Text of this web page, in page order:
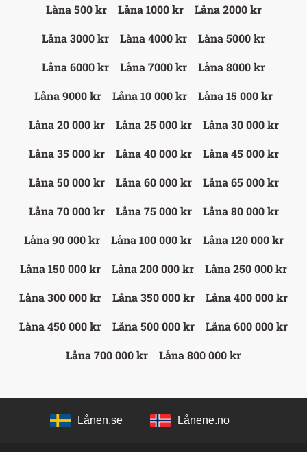
Låna 500 kr Låna 1000 kr
Låna 2000 kr
Låna 3000 kr
Låna 4000 kr
Låna 5000 kr
Låna 6000 kr
Låna 7000 kr
Låna 8000 kr
Låna 9000 kr
Låna 10 000 kr
Låna 15 000 kr
Låna 20 000 kr
Låna 25 000 kr
Låna 30 000 kr
Låna 35 000 kr
Låna 40 000 kr
Låna 45 000 kr
Låna 50 000 kr
Låna 60 000 kr
Låna 65 000 kr
Låna 70 000 kr
Låna 75 000 kr
Låna 80 000 kr
Låna 90 000 kr
Låna 100 000 kr
Låna 120 000 kr
Låna 150 000 kr
Låna 200 000 kr
Låna 250 000 kr
Låna 300 000 kr
Låna 350 000 kr
Låna 400 000 kr
Låna 450 000 kr
Låna 500 000 kr
Låna 600 000 kr
Låna 700 000 kr
Låna 800 000 kr
Lånen.se Lånene.no